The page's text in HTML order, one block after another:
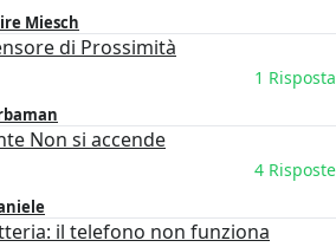
Miesch
di Prossimità
1 Risposta
Non si accende
4 Risposte
il telefono non funziona